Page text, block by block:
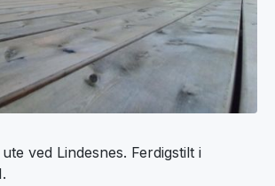
ved Lindesnes. Ferdigstilt i